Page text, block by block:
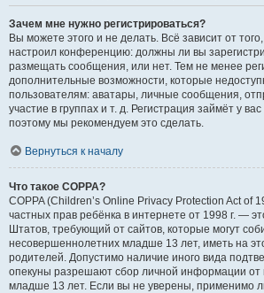
Зачем мне нужно регистрироваться?
Вы можете этого и не делать. Всё зависит от
настроил конференцию: должны ли вы
размещать сообщения, или нет. Тем не менее
дополнительные возможности, которые
пользователям: аватары, личные сообщения,
участие в группах и т. д. Регистрация займёт у
поэтому мы рекомендуем это сделать.
Вернуться к началу
Что такое COPPA?
COPPA (Children’s Online Privacy Protection Act of
частных прав ребёнка в интернете от 1998 г. —
Штатов, требующий от сайтов, которые могут
несовершеннолетних младше 13 лет, иметь на
родителей. Допустимо наличие иного вида
опекуны разрешают сбор личной информации от
младше 13 лет. Если вы не уверены, применимо